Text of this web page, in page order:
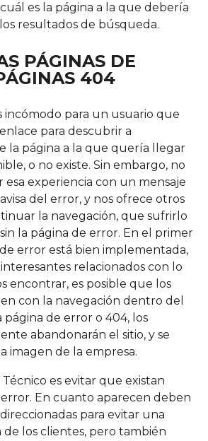
es la página a la que debería
resultados de búsqueda.
PÁGINAS DE
404
incómodo para un usuario que
para descubrir a
la página a la que quería llegar
o no existe. Sin embargo, no
esa experiencia con un mensaje
del error, y nos ofrece otros
la navegación, que sufrirlo
sin la página de error. En el primer
de error está bien implementada,
relacionados con lo
encontrar, es posible que los
con la navegación dentro del
página de error o 404, los
abandonarán el sitio, y se
imagen de la empresa.
Técnico es evitar que existan
error. En cuanto aparecen deben
para evitar una
de los clientes, pero también